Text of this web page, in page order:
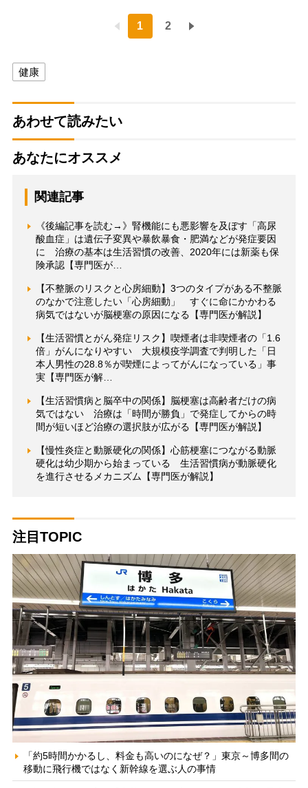
1 2
健康
あわせて読みたい
あなたにオススメ
関連記事
《後編記事を読む→》腎機能にも悪影響を及ぼす「高尿
酸血症」は遺伝子変異や暴飲暴食・肥満などが発症要因
に 治療の基本は生活習慣の改善、2020年には新薬も保
険承認【専門医が…
【不整脈のリスクと心房細動】3つのタイプがある不整脈
のなかで注意したい「心房細動」 すぐに命にかかわる
病気ではないが脳梗塞の原因になる【専門医が解説】
【生活習慣とがん発症リスク】喫煙者は非喫煙者の「1.6
倍」がんになりやすい 大規模疫学調査で判明した「日
本人男性の28.8％が喫煙によってがんになっている」事
実【専門医が解…
【生活習慣病と脳卒中の関係】脳梗塞は高齢者だけの病
気ではない 治療は「時間が勝負」で発症してからの時
間が短いほど治療の選択肢が広がる【専門医が解説】
【慢性炎症と動脈硬化の関係】心筋梗塞につながる動脈
硬化は幼少期から始まっている 生活習慣病が動脈硬化
を進行させるメカニズム【専門医が解説】
注目TOPIC
「約5時間かかるし、料金も高いのになぜ？」東京～博多間の
移動に飛行機ではなく新幹線を選ぶ人の事情